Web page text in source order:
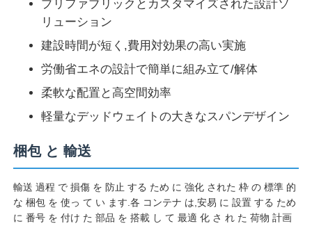
プリファブリックとカスタマイズされた設計ソ
リューション
建設時間が短く,費用対効果の高い実施
労働省エネの設計で簡単に組み立て/解体
柔軟な配置と高空間効率
軽量なデッドウェイトの大きなスパンデザイン
梱包 と 輸送
輸送 過程 で 損傷 を 防止 する ため に 強化 された 枠 の 標準 的
な 梱包 を 使っ て い ます.各 コンテナ は,安易 に 設置 する ため
に 番号 を 付け た 部品 を 搭載 し て 最適 化 さ れ た 荷物 計画